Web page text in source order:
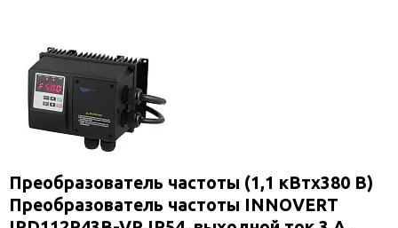
Преобразователь частоты (1,1 кВтx380 В)
Преобразователь частоты INNOVERT